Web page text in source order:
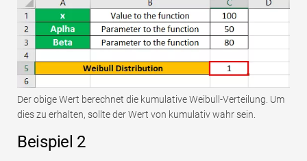
Der obige Wert berechnet die kumulative Weibull-Verteilung. Um
dies zu erhalten, sollte der Wert von kumulativ wahr sein.
Beispiel 2